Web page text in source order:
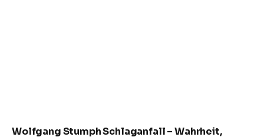
Wolfgang Stumph Schlaganfall – Wahrheit,